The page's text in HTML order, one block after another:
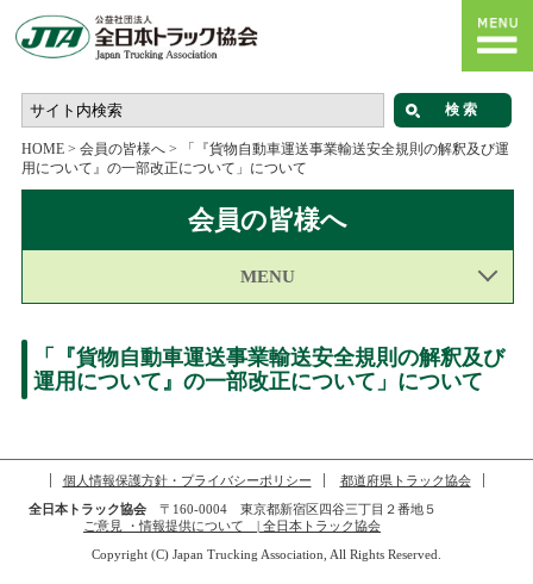
HOME> 会員の皆様へ>
「『貨物自動車運送事業輸送安全規則の解釈及び運
用について』の一部改正について」について
会員の皆様へ
MENU
「『貨物自動車運送事業輸送安全規則の解釈及び
運用について』の一部改正について」について
個人情報保護方針・プライバシーポリシー
都道府県トラック協会
全日本トラック協会〒160-0004 東京都新宿区四谷三丁目２番地５
ご意見 ・情報提供について | 全日本トラック協会
Copyright (C) Japan Trucking Association, All Rights Reserved.